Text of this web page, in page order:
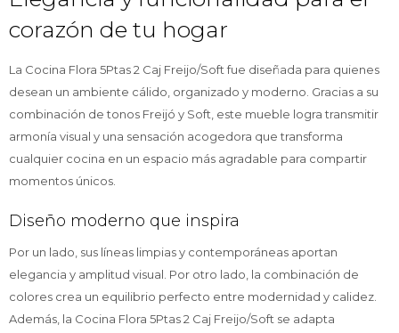
corazón de tu hogar
La Cocina Flora 5Ptas 2 Caj Freijo/Soft fue diseñada para quienes
desean un ambiente cálido, organizado y moderno. Gracias a su
combinación de tonos Freijó y Soft, este mueble logra transmitir
armonía visual y una sensación acogedora que transforma
cualquier cocina en un espacio más agradable para compartir
momentos únicos.
Diseño moderno que inspira
Por un lado, sus líneas limpias y contemporáneas aportan
elegancia y amplitud visual. Por otro lado, la combinación de
colores crea un equilibrio perfecto entre modernidad y calidez.
Además, la Cocina Flora 5Ptas 2 Caj Freijo/Soft se adapta